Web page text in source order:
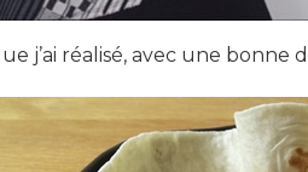
j’ai réalisé, avec une